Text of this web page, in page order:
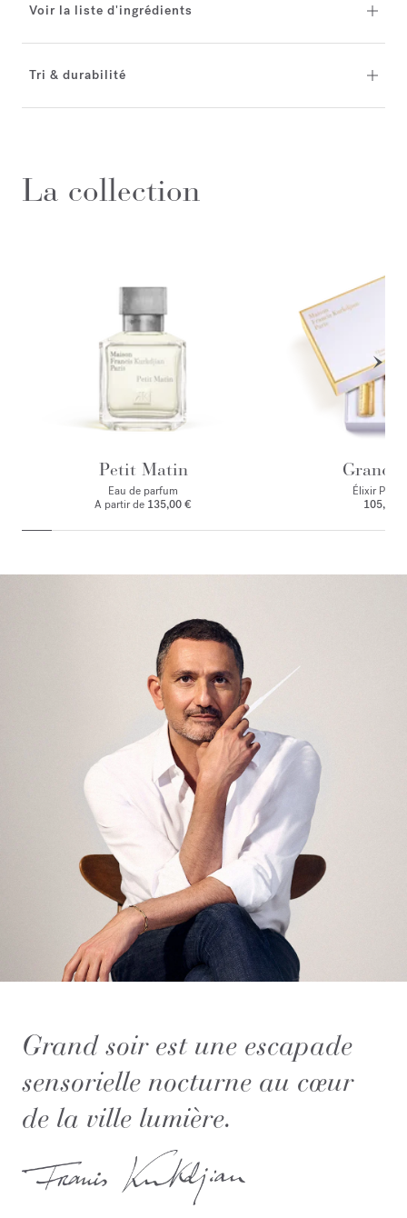
Voir la liste d'ingrédients
Tri & durabilité
La collection
Petit Matin
Eau de parfum
A partir de 135,00 €
Grand
Élixir
105,00 €
Grand soir est une escapade
sensorielle nocturne au cœur
de la ville lumière.